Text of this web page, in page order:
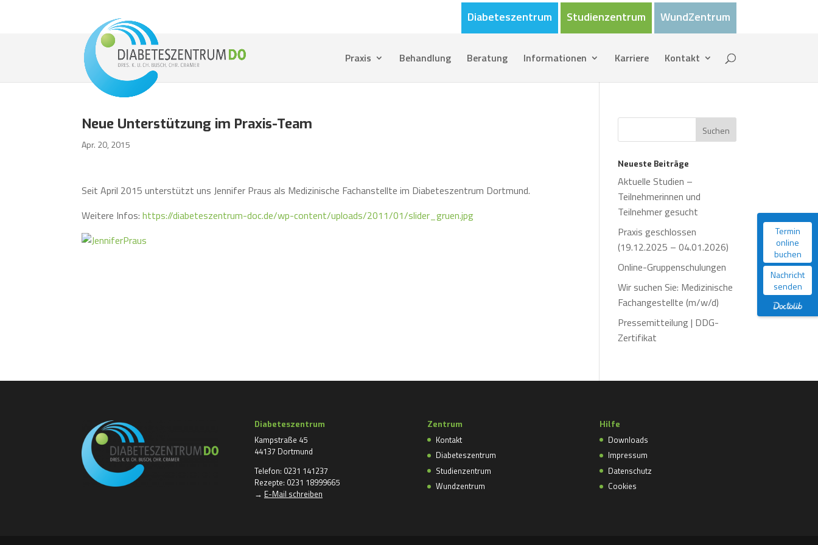
Termin
online
buchen
Nachricht
senden
Diabeteszentrum Studienzentrum WundZentrum
Praxis Behandlung Beratung Informationen Karriere Kontakt
Neue Unterstützung im Praxis-Team
Apr. 20, 2015
Seit April 2015 unterstützt uns Jennifer Praus als Medizinische Fachanstellte im Diabeteszentrum Dortmund.
Weitere Infos: https://diabeteszentrum-doc.de/wp-content/uploads/2011/01/slider_gruen.jpg
Neueste Beiträge
Aktuelle Studien –
Teilnehmerinnen und
Teilnehmer gesucht
Praxis geschlossen
(19.12.2025 – 04.01.2026)
Online-Gruppenschulungen
Wir suchen Sie: Medizinische
Fachangestellte (m/w/d)
Pressemitteilung | DDG-
Zertifikat
Diabeteszentrum
Kampstraße 45
44137 Dortmund
Telefon: 0231 141237
Rezepte: 0231 18999665
→ E-Mail schreiben
Zentrum
Kontakt
Diabeteszentrum
Studienzentrum
Wundzentrum
Hilfe
Downloads
Impressum
Datenschutz
Cookies